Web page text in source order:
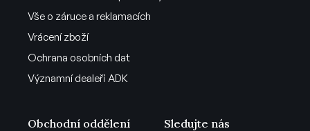
Vše o záruce a reklamacích
Vrácení zboží
Ochrana osobních dat
Významní dealeři ADK
Obchodní oddělení Sledujte nás